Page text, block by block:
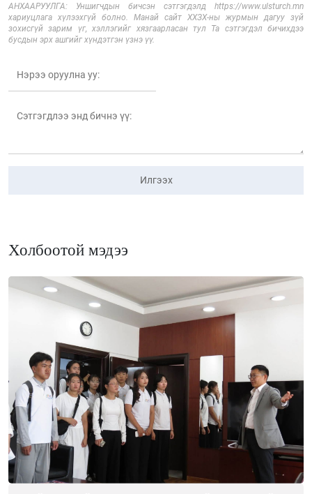
АНХААРУУЛГА: Уншигчдын бичсэн сэтгэгдэлд https://www.ulsturch.mn
хариуцлага хүлээхгүй болно. Манай сайт ХХЗХ-ны журмын дагуу зүй
зохисгүй зарим үг, хэллэгийг хязгаарласан тул Та сэтгэгдэл бичихдээ
бусдын эрх ашгийг хүндэтгэн үзнэ үү.
Илгээх
Холбоотой мэдээ